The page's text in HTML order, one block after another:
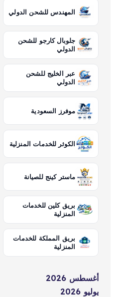
المهندس للشحن الدولي
جلوبال كارجو للشحن
الدولي
عبر الخليج للشحن
الدولي
موفرز السعودية
الكوثر للخدمات المنزلية
ماستر كينج للصيانة
بريق كلين للخدمات
المنزلية
بريق المملكة للخدمات
المنزلية
أغسطس 2026
يوليو 2026